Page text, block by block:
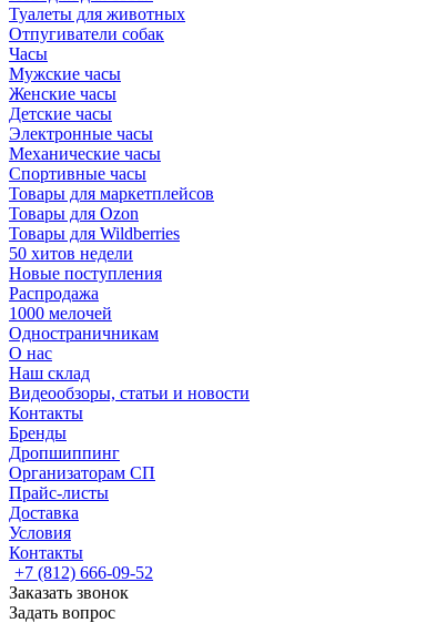
Туалеты для животных
Отпугиватели собак
Часы
Мужские часы
Женские часы
Детские часы
Электронные часы
Механические часы
Спортивные часы
Товары для маркетплейсов
Товары для Ozon
Товары для Wildberries
50 хитов недели
Новые поступления
Распродажа
1000 мелочей
Одностраничникам
О нас
Наш склад
Видеообзоры, статьи и новости
Контакты
Бренды
Дропшиппинг
Организаторам СП
Прайс-листы
Доставка
Условия
Контакты
+7 (812) 666-09-52
Заказать звонок
Задать вопрос